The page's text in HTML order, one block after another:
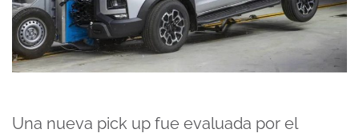
Una nueva pick up fue evaluada por el